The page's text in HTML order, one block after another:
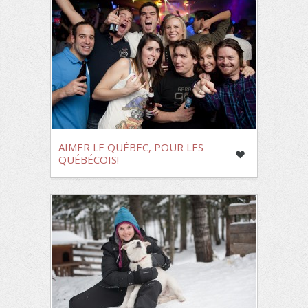
AIMER LE QUÉBEC, POUR LES
QUÉBÉCOIS!